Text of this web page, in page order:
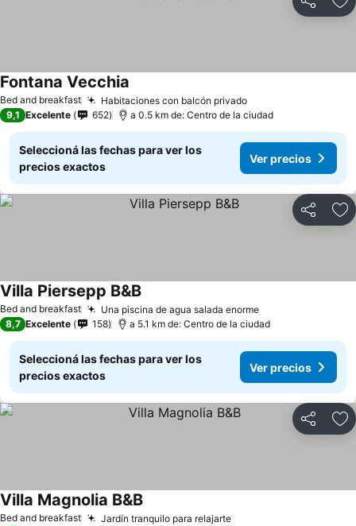
Compartir
Bed and breakfast Habitaciones con balcón privado
Fontana Vecchia
9,1 Excelente 652 a 0.5 km de: Centro de la ciudad
Seleccioná las fechas para ver los
precios exactos
Ver precios
Compartir
Bed and breakfast Una piscina de agua salada enorme
Villa Piersepp B&B
8,7 Excelente 158 a 5.1 km de: Centro de la ciudad
Seleccioná las fechas para ver los
precios exactos
Ver precios
Compartir
Bed and breakfast Jardín tranquilo para relajarte
Villa Magnolia B&B